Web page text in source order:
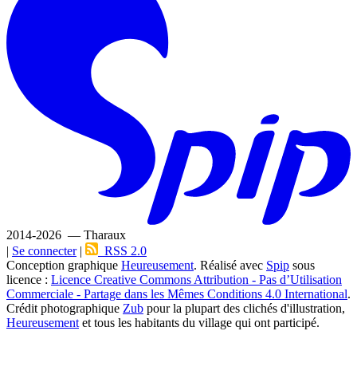
2014-2026 — Tharaux
| Se connecter|
RSS 2.0
Conception graphique Heureusement. Réalisé avec Spip sous
licence : Licence Creative Commons Attribution - Pas d’Utilisation
Commerciale - Partage dans les Mêmes Conditions 4.0 International.
Crédit photographique Zub pour la plupart des clichés d'illustration,
Heureusement et tous les habitants du village qui ont participé.